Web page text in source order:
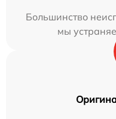
Большинство
мы